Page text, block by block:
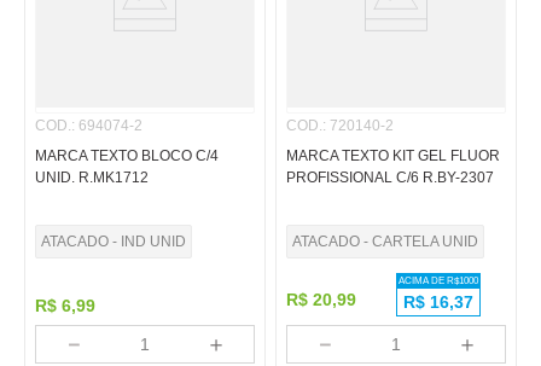
COD.: 694074-2
MARCA TEXTO BLOCO C/4
UNID. R.MK1712
ATACADO - IND UNID
R$ 6,99
＋
－
COD.: 720140-2
MARCA TEXTO KIT GEL FLUOR
PROFISSIONAL C/6 R.BY-2307
ATACADO - CARTELA UNID
R$ 20,99
ACIMA DE R$1000
R$ 16,37
＋
－